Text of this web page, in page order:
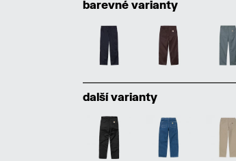
barevné varianty
další varianty